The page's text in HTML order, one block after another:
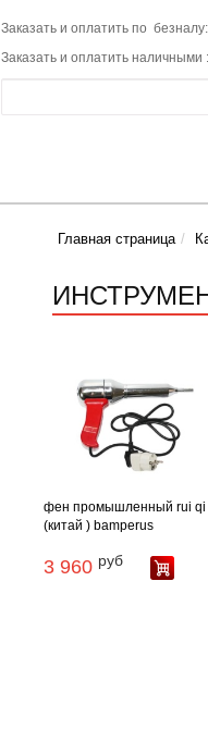
Заказать и оплатить по
Заказать и оплатить наличными
Главная страница
фен промышленный rui qi
(китай ) bamperus
3 960 руб